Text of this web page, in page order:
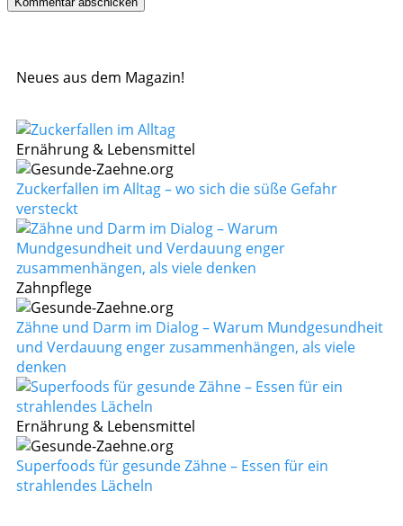
Neues aus dem Magazin!
Ernährung & Lebensmittel
Zuckerfallen im Alltag – wo sich die süße Gefahr
versteckt
Zahnpflege
Zähne und Darm im Dialog – Warum Mundgesundheit
und Verdauung enger zusammenhängen, als viele
denken
Ernährung & Lebensmittel
Superfoods für gesunde Zähne – Essen für ein
strahlendes Lächeln